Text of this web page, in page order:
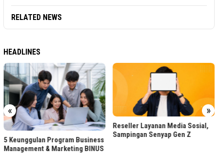
RELATED NEWS
HEADLINES
« »
5 Keunggulan Program Business
Management & Marketing BINUS
Reseller Layanan Media Sosial,
Sampingan Senyap Gen Z